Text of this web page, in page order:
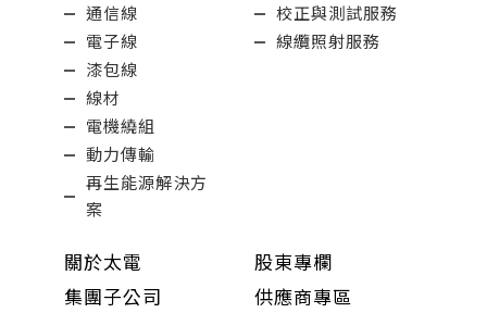
通信線
電子線
漆包線
線材
電機繞組
動力傳輸
再生能源解決方
案
校正與測試服務
線纜照射服務
關於太電
集團子公司
股東專欄
供應商專區